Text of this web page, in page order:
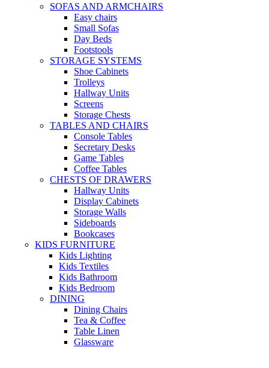
SOFAS AND ARMCHAIRS
Easy chairs
Small Sofas
Day Beds
Footstools
STORAGE SYSTEMS
Shoe Cabinets
Trolleys
Hallway Units
Screens
Storage Chests
TABLES AND CHAIRS
Console Tables
Secretary Desks
Game Tables
Coffee Tables
CHESTS OF DRAWERS
Hallway Units
Display Cabinets
Storage Walls
Sideboards
Bookcases
KIDS FURNITURE
Kids Lighting
Kids Textiles
Kids Bathroom
Kids Bedroom
DINING
Dining Chairs
Tea & Coffee
Table Linen
Glassware